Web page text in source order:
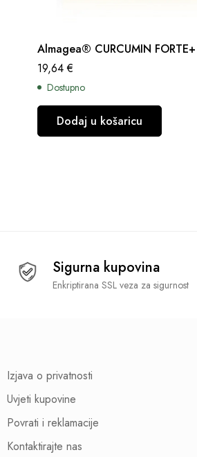
Almagea® CURCUMIN FORTE+
19,64€
Dostupno
Dodaj u košaricu
Sigurna kupovina
Enkriptirana SSL veza za sigurnost
Izjava o privatnosti
Uvjeti kupovine
Povrati i reklamacije
Kontaktirajte nas